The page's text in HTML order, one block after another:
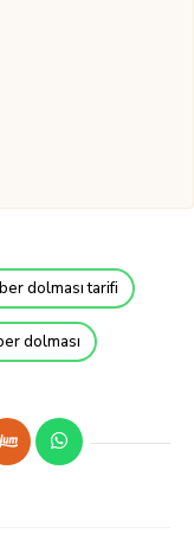
dolması tarifi
dolması